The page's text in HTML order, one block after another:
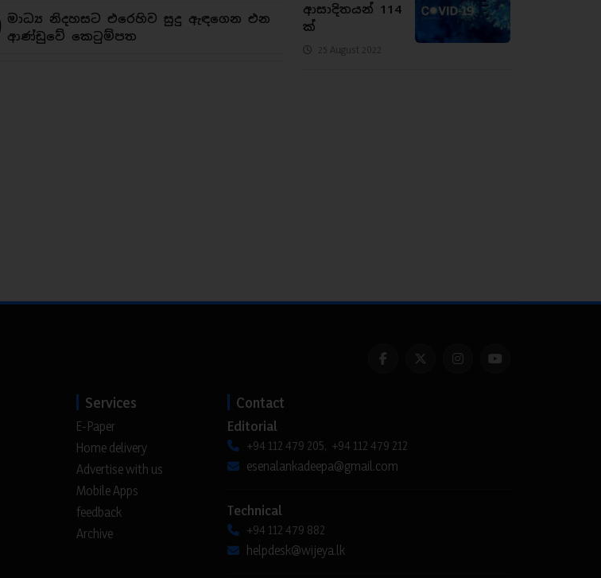
මාධ්‍ය නිදහසට එරෙහිව සුදු ඇඳගෙන එන
ආණ්ඩුවේ කෙටුම්පත
ආසාදිතයන් 114
ක්
25 August 2022
Services
E-Paper
Home delivery
Advertise with us
Mobile Apps
feedback
Archive
Contact
Editorial
+94 112 479 205, +94 112 479 212
esenalankadeepa@gmail.com
Technical
+94 112 479 882
helpdesk@wijeya.lk